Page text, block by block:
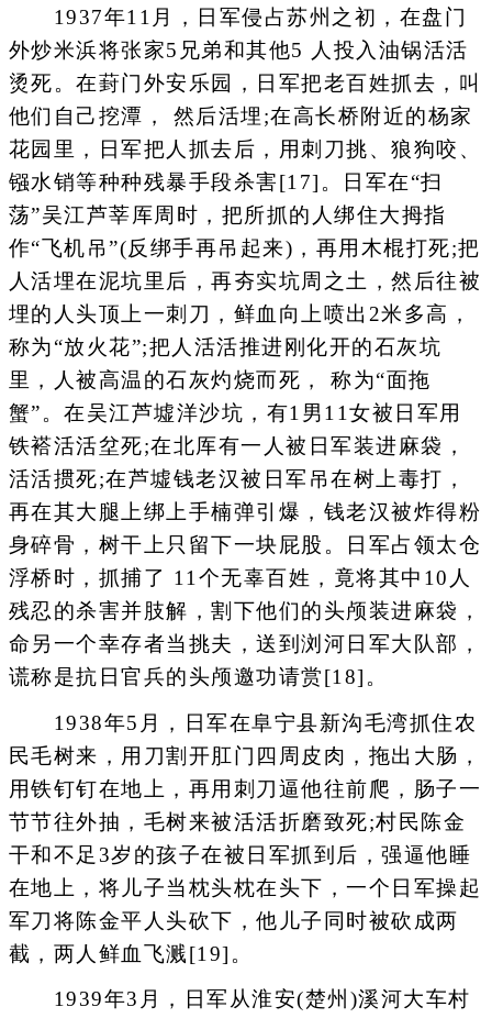
1937年11月，日军侵占苏州之初，在盘门
外炒米浜将张家5兄弟和其他5 人投入油锅活活
烫死。在葑门外安乐园，日军把老百姓抓去，叫
他们自己挖潭， 然后活埋;在高长桥附近的杨家
花园里，日军把人抓去后，用刺刀挑、狼狗咬、
镪水销等种种残暴手段杀害[17]。日军在“扫
荡”吴江芦莘厍周时，把所抓的人绑住大拇指
作“飞机吊”(反绑手再吊起来)，再用木棍打死;把
人活埋在泥坑里后，再夯实坑周之土，然后往被
埋的人头顶上一刺刀，鲜血向上喷出2米多高，
称为“放火花”;把人活活推进刚化开的石灰坑
里，人被高温的石灰灼烧而死， 称为“面拖
蟹”。在吴江芦墟洋沙坑，有1男11女被日军用
铁褡活活坌死;在北厍有一人被日军装进麻袋，
活活掼死;在芦墟钱老汉被日军吊在树上毒打，
再在其大腿上绑上手楠弹引爆，钱老汉被炸得粉
身碎骨，树干上只留下一块屁股。日军占领太仓
浮桥时，抓捕了 11个无辜百姓，竟将其中10人
残忍的杀害并肢解，割下他们的头颅装进麻袋，
命另一个幸存者当挑夫，送到浏河日军大队部，
谎称是抗日官兵的头颅邀功请赏[18]。
1938年5月，日军在阜宁县新沟毛湾抓住农
民毛树来，用刀割开肛门四周皮肉，拖出大肠，
用铁钉钉在地上，再用刺刀逼他往前爬，肠子一
节节往外抽，毛树来被活活折磨致死;村民陈金
干和不足3岁的孩子在被日军抓到后，强逼他睡
在地上，将儿子当枕头枕在头下，一个日军操起
军刀将陈金平人头砍下，他儿子同时被砍成两
截，两人鲜血飞溅[19]。
1939年3月，日军从淮安(楚州)溪河大车村